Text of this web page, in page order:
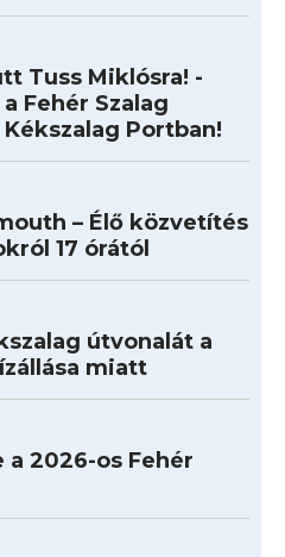
Tuss Miklósra! -
Fehér Szalag
Portban!
– Élő közvetítés
17 órától
útvonalát a
miatt
2026-os Fehér